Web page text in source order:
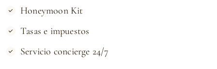
Honeymoon Kit
Tasas e impuestos
Servicio concierge 24/7